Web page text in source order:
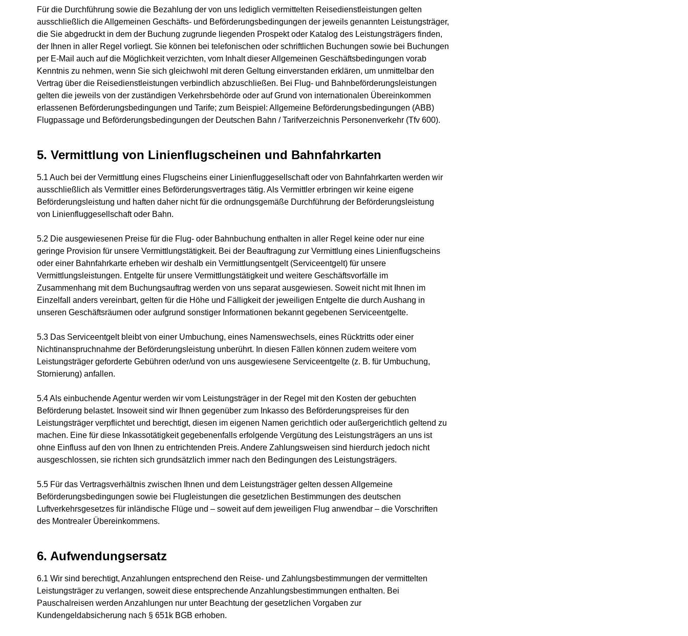
Für die Durchführung sowie die Bezahlung der von uns lediglich vermittelten Reisedienstleistungen gelten
ausschließlich die Allgemeinen Geschäfts- und Beförderungsbedingungen der jeweils genannten Leistungsträger,
die Sie abgedruckt in dem der Buchung zugrunde liegenden Prospekt oder Katalog des Leistungsträgers finden,
der Ihnen in aller Regel vorliegt. Sie können bei telefonischen oder schriftlichen Buchungen sowie bei Buchungen
per E-Mail auch auf die Möglichkeit verzichten, vom Inhalt dieser Allgemeinen Geschäftsbedingungen vorab
Kenntnis zu nehmen, wenn Sie sich gleichwohl mit deren Geltung einverstanden erklären, um unmittelbar den
Vertrag über die Reisedienstleistungen verbindlich abzuschließen. Bei Flug- und Bahnbeförderungsleistungen
gelten die jeweils von der zuständigen Verkehrsbehörde oder auf Grund von internationalen Übereinkommen
erlassenen Beförderungsbedingungen und Tarife; zum Beispiel: Allgemeine Beförderungsbedingungen (ABB)
Flugpassage und Beförderungsbedingungen der Deutschen Bahn / Tarifverzeichnis Personenverkehr (Tfv 600).
5. Vermittlung von Linienflugscheinen und Bahnfahrkarten
5.1 Auch bei der Vermittlung eines Flugscheins einer Linienfluggesellschaft oder von Bahnfahrkarten werden wir
ausschließlich als Vermittler eines Beförderungsvertrages tätig. Als Vermittler erbringen wir keine eigene
Beförderungsleistung und haften daher nicht für die ordnungsgemäße Durchführung der Beförderungsleistung
von Linienfluggesellschaft oder Bahn.
5.2 Die ausgewiesenen Preise für die Flug- oder Bahnbuchung enthalten in aller Regel keine oder nur eine
geringe Provision für unsere Vermittlungstätigkeit. Bei der Beauftragung zur Vermittlung eines Linienflugscheins
oder einer Bahnfahrkarte erheben wir deshalb ein Vermittlungsentgelt (Serviceentgelt) für unsere
Vermittlungsleistungen. Entgelte für unsere Vermittlungstätigkeit und weitere Geschäftsvorfälle im
Zusammenhang mit dem Buchungsauftrag werden von uns separat ausgewiesen. Soweit nicht mit Ihnen im
Einzelfall anders vereinbart, gelten für die Höhe und Fälligkeit der jeweiligen Entgelte die durch Aushang in
unseren Geschäftsräumen oder aufgrund sonstiger Informationen bekannt gegebenen Serviceentgelte.
5.3 Das Serviceentgelt bleibt von einer Umbuchung, eines Namenswechsels, eines Rücktritts oder einer
Nichtinanspruchnahme der Beförderungsleistung unberührt. In diesen Fällen können zudem weitere vom
Leistungsträger geforderte Gebühren oder/und von uns ausgewiesene Serviceentgelte (z. B. für Umbuchung,
Stornierung) anfallen.
5.4 Als einbuchende Agentur werden wir vom Leistungsträger in der Regel mit den Kosten der gebuchten
Beförderung belastet. Insoweit sind wir Ihnen gegenüber zum Inkasso des Beförderungspreises für den
Leistungsträger verpflichtet und berechtigt, diesen im eigenen Namen gerichtlich oder außergerichtlich geltend zu
machen. Eine für diese Inkassotätigkeit gegebenenfalls erfolgende Vergütung des Leistungsträgers an uns ist
ohne Einfluss auf den von Ihnen zu entrichtenden Preis. Andere Zahlungsweisen sind hierdurch jedoch nicht
ausgeschlossen, sie richten sich grundsätzlich immer nach den Bedingungen des Leistungsträgers.
5.5 Für das Vertragsverhältnis zwischen Ihnen und dem Leistungsträger gelten dessen Allgemeine
Beförderungsbedingungen sowie bei Flugleistungen die gesetzlichen Bestimmungen des deutschen
Luftverkehrsgesetzes für inländische Flüge und – soweit auf dem jeweiligen Flug anwendbar – die Vorschriften
des Montrealer Übereinkommens.
6. Aufwendungsersatz
6.1 Wir sind berechtigt, Anzahlungen entsprechend den Reise- und Zahlungsbestimmungen der vermittelten
Leistungsträger zu verlangen, soweit diese entsprechende Anzahlungsbestimmungen enthalten. Bei
Pauschalreisen werden Anzahlungen nur unter Beachtung der gesetzlichen Vorgaben zur
Kundengeldabsicherung nach § 651k BGB erhoben.